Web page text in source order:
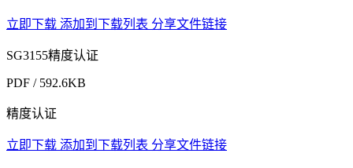
立即下载 添加到下载列表 分享文件链接
SG3155精度认证
PDF / 592.6KB
精度认证
立即下载 添加到下载列表 分享文件链接